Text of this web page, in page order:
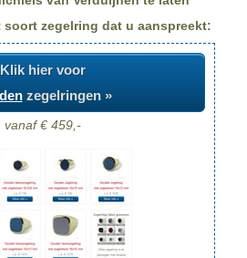
soort zegelring dat u aanspreekt:
Klik hier voor
zegelringen »
vanaf € 459,-